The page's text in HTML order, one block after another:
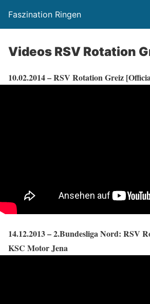
Faszination Ringen
Videos RSV Rotation
10.02.2014 – RSV Rotation Greiz
14.12.2013 – 2.Bundesliga Nord: RSV
KSC Motor Jena